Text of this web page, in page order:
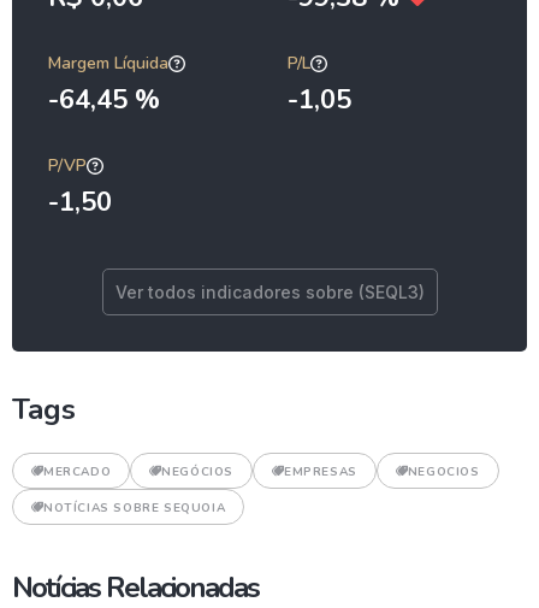
Margem Líquida
-64,45 %
P/L
-1,05
P/VP
-1,50
Ver todos indicadores sobre (SEQL3)
Tags
MERCADO NEGÓCIOS EMPRESAS NEGOCIOS
NOTÍCIAS SOBRE SEQUOIA
Notícias Relacionadas